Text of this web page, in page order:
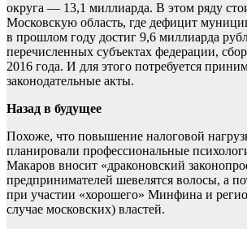
округа — 13,1 миллиарда. В этом ряду
Московскую область, где дефицит
в прошлом году достиг 9,6 миллиарда
перечисленных субъектах федерации,
2016 года. И для этого потребуется
законодательные акты.
Назад в будущее
Похоже, что повышение налоговой
планировали профессиональные
Макаров вносит «драконовский
предпринимателей шевелятся волосы, а
при участии «хорошего» Минфина и
случае московских) властей.